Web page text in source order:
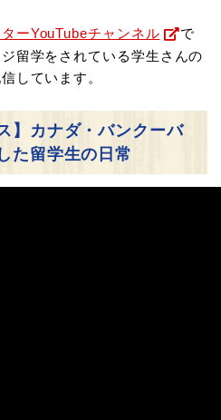
ーYouTubeチャンネル
で
留学をされている学生さんの
しています。
】カナダ・バンクーバ
た留学生の日常